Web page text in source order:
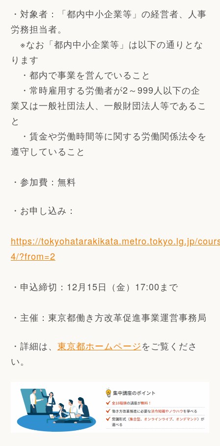
・対象者：
「都内中小企業等」の経営者、人事
労務担当者。
※なお「都内中小企業等」は以下の通りとな
ります
・都内で事業を営んでいること
・常時雇用する労働者が2～999人以下の企
業又は一般社団法人、一般財団法人等であるこ
と
・賃金や労働時間等に関する労働関係法令を
遵守していること
・参加費：無料
・お申し込み：
https://tokyohatarakikata.metro.tokyo.lg.jp/
4/?from=2
・申込締切： 12月15日（金）17:00まで
・ 主催：東京都働き方改革促進事業運営事務局
・詳細は、 東京都ホームページをご覧くださ
い。